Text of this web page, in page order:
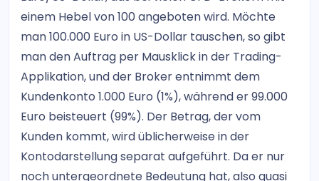
einem Hebel von 100 angeboten wird. Möchte
man 100.000 Euro in US-Dollar tauschen, so gibt
man den Auftrag per Mausklick in der Trading-
Applikation, und der Broker entnimmt dem
Kundenkonto 1.000 Euro (1%), während er 99.000
Euro beisteuert (99%). Der Betrag, der vom
Kunden kommt, wird üblicherweise in der
Kontodarstellung separat aufgeführt. Da er nur
noch untergeordnete Bedeutung hat, also quasi